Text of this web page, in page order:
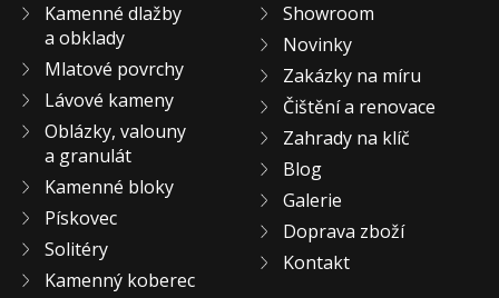
Kamenné dlažby
a obklady
Mlatové povrchy
Lávové kameny
Oblázky, valouny
a granulát
Kamenné bloky
Pískovec
Solitéry
Kamenný koberec
Showroom
Novinky
Zakázky na míru
Čištění a renovace
Zahrady na klíč
Blog
Galerie
Doprava zboží
Kontakt